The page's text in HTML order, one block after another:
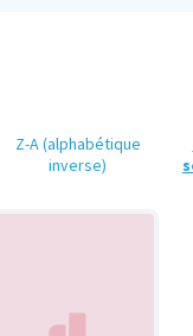
Z-A (alphabétique
inverse)